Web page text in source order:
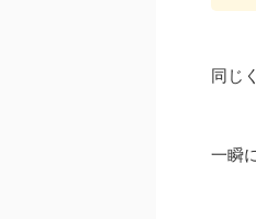
同じ
一瞬